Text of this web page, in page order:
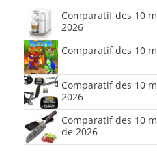
Comparatif des 10
2026
Comparatif des 10
Comparatif des 10
2026
Comparatif des 10
de 2026